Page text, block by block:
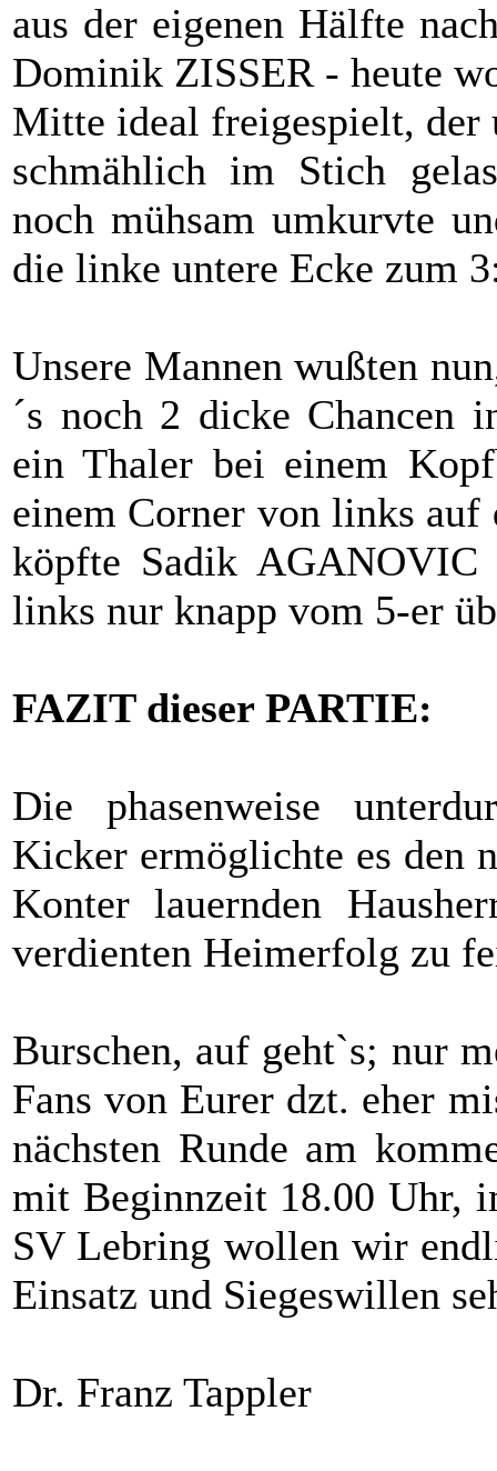
aus der eigenen Hälfte
Dominik ZISSER - heute
Mitte ideal freigespielt, der
schmählich im Stich
noch mühsam umkurvte
die linke untere Ecke zum
Unsere Mannen wußten
´s noch 2 dicke Chancen
ein Thaler bei einem
einem Corner von links auf
köpfte Sadik
links nur knapp vom 5-er
FAZIT dieser PARTIE:
Die phasenweise
Kicker ermöglichte es den
Konter lauernden
verdienten Heimerfolg zu
Burschen, auf geht`s; nur
Fans von Eurer dzt. eher
nächsten Runde am
mit Beginnzeit 18.00 Uhr,
SV Lebring wollen wir
Einsatz und Siegeswillen
Dr. Franz Tappler